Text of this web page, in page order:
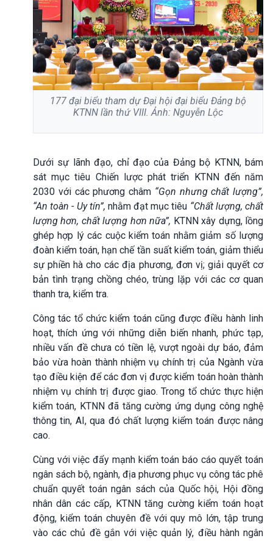
177 đại biểu tham dự Đại hội đại biểu Đảng bộ
KTNN lần thứ VIII. Ảnh: Nguyễn Lộc
Dưới sự lãnh đạo, chỉ đạo của Đảng bộ KTNN, bám
sát mục tiêu Chiến lược phát triển KTNN đến năm
2030 với các phương châm “Gọn nhưng chất lượng”,
“An toàn - Uy tín”, nhằm đạt mục tiêu “Chất lượng, chất
lượng hơn, chất lượng hơn nữa”, KTNN xây dựng, lồng
ghép hợp lý các cuộc kiểm toán nhằm giảm số lượng
đoàn kiểm toán, hạn chế tần suất kiểm toán, giảm thiểu
sự phiền hà cho các địa phương, đơn vị; giải quyết cơ
bản tình trạng chồng chéo, trùng lặp với các cơ quan
thanh tra, kiểm tra.
Công tác tổ chức kiểm toán cũng được điều hành linh
hoạt, thích ứng với những diễn biến nhanh, phức tạp,
nhiều vấn đề chưa có tiền lệ, vượt ngoài dự báo, đảm
bảo vừa hoàn thành nhiệm vụ chính trị của Ngành vừa
tạo điều kiện để các đơn vị được kiểm toán hoàn thành
nhiệm vụ chính trị được giao. Trong tổ chức thực hiện
kiểm toán, KTNN đã tăng cường ứng dụng công nghệ
thông tin, AI, qua đó chất lượng kiểm toán được nâng
cao.
Cùng với việc đẩy mạnh kiểm toán báo cáo quyết toán
ngân sách bộ, ngành, địa phương phục vụ công tác phê
chuẩn quyết toán ngân sách của Quốc hội, Hội đồng
nhân dân các cấp, KTNN tăng cường kiểm toán hoạt
động, kiểm toán chuyên đề với quy mô lớn, tập trung
vào các chủ đề gắn với việc quản lý, điều hành ngân